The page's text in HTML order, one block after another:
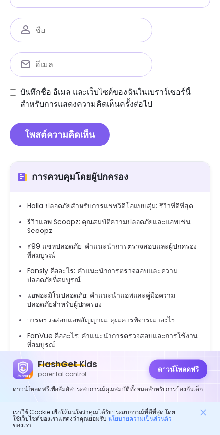
บันทึกชื่อ อีเมล และเว็บไซต์ของฉันในเบราว์เซอร์นี้
สำหรับการแสดงความคิดเห็นครั้งต่อไป
การควบคุมโดยผู้ปกครอง
Holla ปลอดภัยสำหรับการแชทวิดีโอแบบสุ่ม: รีวิวที่ดีที่สุด
รีวิวแอพ Scoopz: คุณสมบัติความปลอดภัยและแอพเช่น
Scoopz
Y99 แชทปลอดภัย: คำแนะนำการตรวจสอบและผู้ปกครอง
ที่สมบูรณ์
Fansly คืออะไร: คำแนะนำการตรวจสอบและความ
ปลอดภัยที่สมบูรณ์
แอพอะมิโนปลอดภัย: คำแนะนำแอพและคู่มือความ
ปลอดภัยสำหรับผู้ปกครอง
การตรวจสอบแอพสัญญาณ: คุณควรพิจารณาอะไร
FanVue คืออะไร: คำแนะนำการตรวจสอบและการใช้งาน
ที่สมบูรณ์
Zepeto คืออะไร: A รายละเอียด ed ดูคุณสมบัติและความ
กังวลด้านความปลอดภัย
Bereal ปลอดภัยสำหรับเด็กอายุ 12 ปี: คู่มือผู้ปกครองเกี่ยว
กับความปลอดภัยและการใช้งาน
รีวิวแอพ Dramabox: ดีปลอดภัยและถูกกฎหมายหรือไม่
FlashGet Kids
parental control ดาวน์โหลดฟรี
ดาวน์โหลดฟรีเพื่อสัมผัสประสบการณ์คุณสมบัติทั้งหมดสำหรับการป้องกันเด็ก
เราใช้ Cookie เพื่อให้แน่ใจว่าคุณได้รับประสบการณ์ที่ดีที่สุด โดย
ใช้เว็บไซต์ของเราแสดงว่าคุณยอมรับ นโยบายความเป็นส่วนตัว
ของเรา